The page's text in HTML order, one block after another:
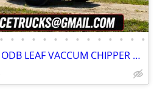
• • • • • • • • • • • • • •
2014 International 4400 ODB LEAF VACCUM CHIPPER DUMP TRUCK 38K MIL